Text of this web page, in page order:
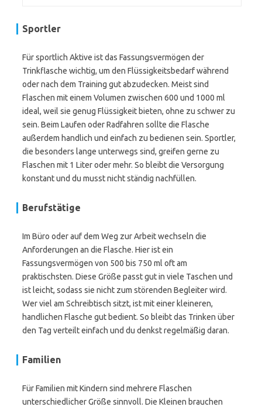
Sportler
Für sportlich Aktive ist das Fassungsvermögen der
Trinkflasche wichtig, um den Flüssigkeitsbedarf während
oder nach dem Training gut abzudecken. Meist sind
Flaschen mit einem Volumen zwischen 600 und 1000 ml
ideal, weil sie genug Flüssigkeit bieten, ohne zu schwer zu
sein. Beim Laufen oder Radfahren sollte die Flasche
außerdem handlich und einfach zu bedienen sein. Sportler,
die besonders lange unterwegs sind, greifen gerne zu
Flaschen mit 1 Liter oder mehr. So bleibt die Versorgung
konstant und du musst nicht ständig nachfüllen.
Berufstätige
Im Büro oder auf dem Weg zur Arbeit wechseln die
Anforderungen an die Flasche. Hier ist ein
Fassungsvermögen von 500 bis 750 ml oft am
praktischsten. Diese Größe passt gut in viele Taschen und
ist leicht, sodass sie nicht zum störenden Begleiter wird.
Wer viel am Schreibtisch sitzt, ist mit einer kleineren,
handlichen Flasche gut bedient. So bleibt das Trinken über
den Tag verteilt einfach und du denkst regelmäßig daran.
Familien
Für Familien mit Kindern sind mehrere Flaschen
unterschiedlicher Größe sinnvoll. Die Kleinen brauchen